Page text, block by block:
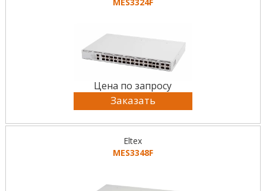
Цена по запросу
Заказать
Eltex
MES3348F